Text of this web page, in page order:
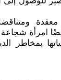
معقدة
أيضًا امرأة
بمخاطر